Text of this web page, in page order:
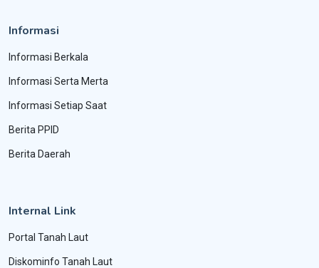
Informasi
Informasi Berkala
Informasi Serta Merta
Informasi Setiap Saat
Berita PPID
Berita Daerah
Internal Link
Portal Tanah Laut
Diskominfo Tanah Laut